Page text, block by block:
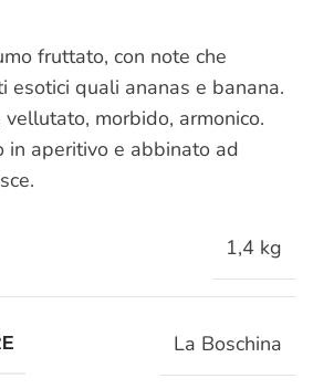
fruttato, con note che
esotici quali ananas e banana.
vellutato, morbido, armonico.
in aperitivo e abbinato ad
1,4 kg
La Boschina